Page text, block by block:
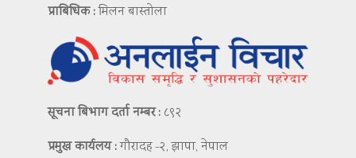
प्राबिधिक :मिलन बास्तोला
सूचना बिभाग दर्ता नम्बर : ८९२
प्रमुख कार्यलय :गौरादह -२, झापा, नेपाल